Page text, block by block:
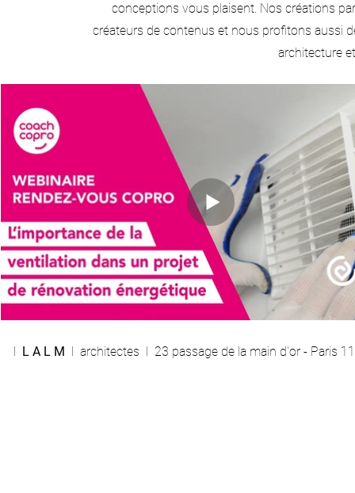
conceptions vous plaisent. Nos créations
créateurs de contenus et nous profitons aussi
architecture
l L A L M l architectes l 23 passage de la main d'or - Paris